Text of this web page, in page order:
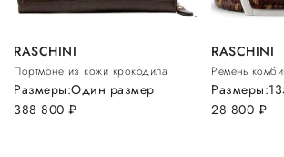
RASCHINI
Портмоне из кожи крокодила
388 800 руб.
Размеры:Один размер
RASCHINI
Ремень
28 800 руб.
Размеры: